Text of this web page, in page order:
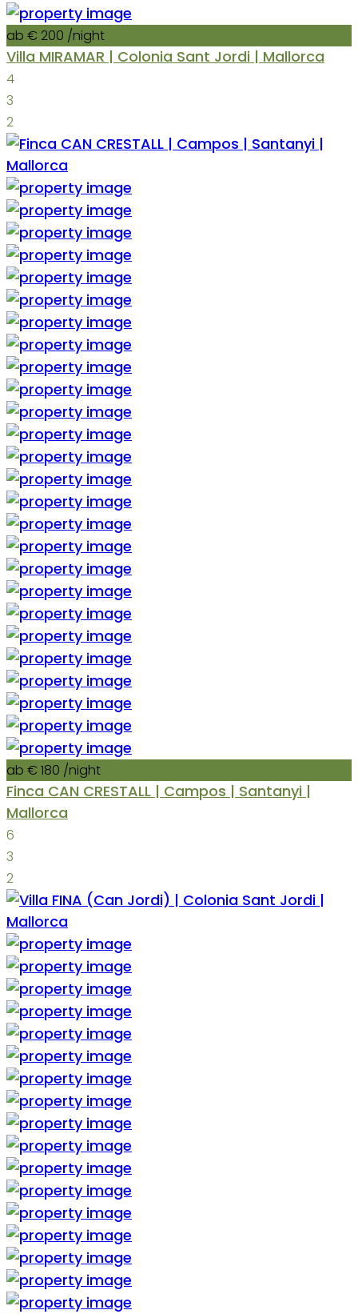
ab € 200 /night
Villa MIRAMAR | Colonia Sant Jordi | Mallorca
4
3
2
ab € 180 /night
Finca CAN CRESTALL | Campos | Santanyi |
Mallorca
6
3
2